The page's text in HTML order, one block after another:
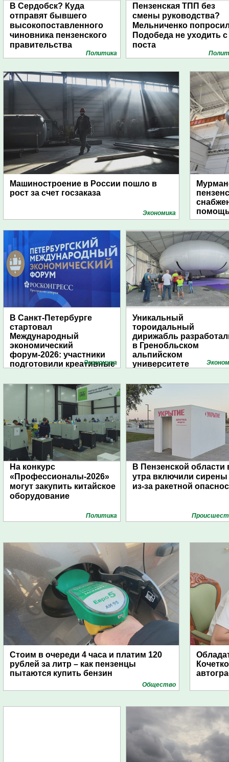
В Сердобск? Куда
отправят бывшего
высокопоставленного
чиновника пензенского
правительства
Политика
Пензенская ТПП без
смены руководства?
Мельниченко
Подобеда не уходить с
поста
Машиностроение в России пошло в
рост за счет госзаказа
Экономика
В Санкт-Петербурге
стартовал
Международный
экономический
форум-2026: участники
подготовили креативные
Экономика
Уникальный
тороидальный
дирижабль
в Гренобльском
альпийском
университете
На конкурс
«Профессионалы-2026»
могут закупить китайское
оборудование
Политика
В Пензенской области
утра включили сирены
из-за ракетной
Стоим в очереди 4 часа и платим 120
рублей за литр – как пензенцы
пытаются купить бензин
Общество